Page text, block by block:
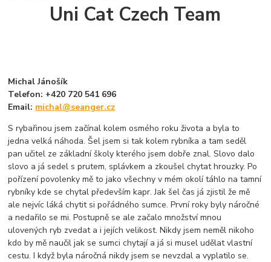
Uni Cat Czech Team
Michal Jánošík
Telefon: +420 720 541 696
Email: michal@seanger.cz
S rybařinou jsem začínal kolem osmého roku života a byla to
jedna velká náhoda. Šel jsem si tak kolem rybníka a tam seděl
pan učitel ze základní školy kterého jsem dobře znal. Slovo dalo
slovo a já sedel s prutem, splávkem a zkoušel chytat hrouzky. Po
pořízení povolenky mě to jako všechny v mém okolí táhlo na tamní
rybníky kde se chytal především kapr. Jak šel čas já zjistil že mě
ale nejvíc láká chytit si pořádného sumce. První roky byly náročné
a nedařilo se mi. Postupně se ale začalo množství mnou
ulovených ryb zvedat a i jejích velikost. Nikdy jsem neměl nikoho
kdo by mě naučil jak se sumci chytají a já si musel udělat vlastní
cestu. I když byla náročná nikdy jsem se nevzdal a vyplatilo se.